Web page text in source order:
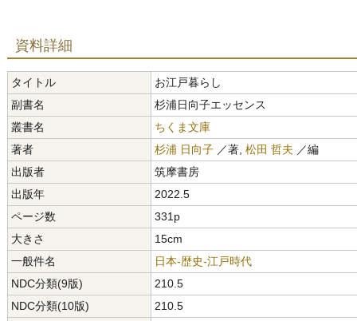
資料詳細
タイトル
お江戸暮らし
副書名
杉浦日向子エッセンス
叢書名
ちくま文庫
著者
杉浦 日向子 ／著, 松田 哲夫 ／編
出版者
筑摩書房
出版年
2022.5
ページ数
331p
大きさ
15cm
一般件名
日本-歴史-江戸時代
NDC分類(9版)
210.5
NDC分類(10版)
210.5